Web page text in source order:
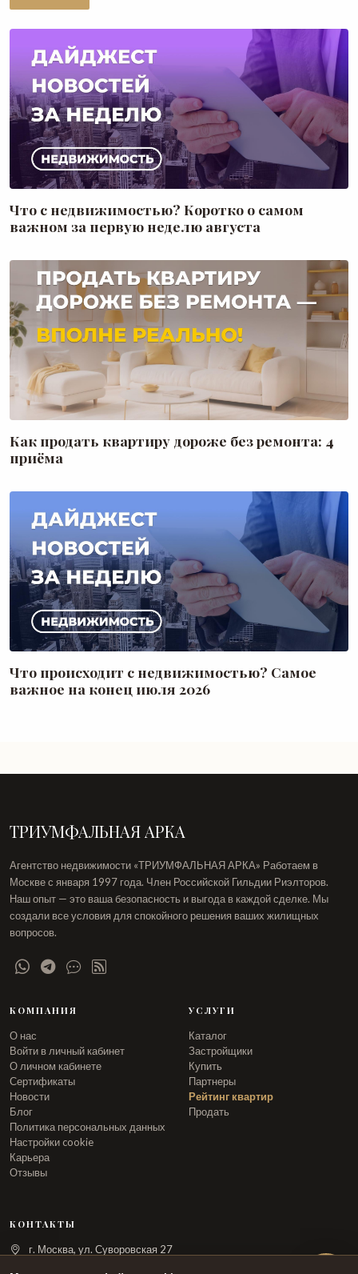
Что с недвижимостью? Коротко о самом
важном за первую неделю августа
Как продать квартиру дороже без ремонта: 4
приёма
Что происходит с недвижимостью? Самое
важное на конец июля 2026
ТРИУМФАЛЬНАЯ АРКА
Агентство недвижимости «ТРИУМФАЛЬНАЯ АРКА» Работаем в
Москве с января 1997 года. Член Российской Гильдии Риэлторов.
Наш опыт — это ваша безопасность и выгода в каждой сделке. Мы
создали все условия для спокойного решения ваших жилищных
вопросов.
КОМПАНИЯ
О нас
Войти в личный кабинет
О личном кабинете
Сертификаты
Новости
Блог
Политика персональных данных
Настройки cookie
Карьера
Отзывы
УСЛУГИ
Каталог
Застройщики
Купить
Партнеры
Рейтинг квартир
Продать
КОНТАКТЫ
г. Москва, ул. Суворовская 27